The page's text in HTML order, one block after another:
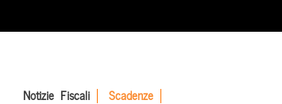
Notizie Fiscali Scadenze